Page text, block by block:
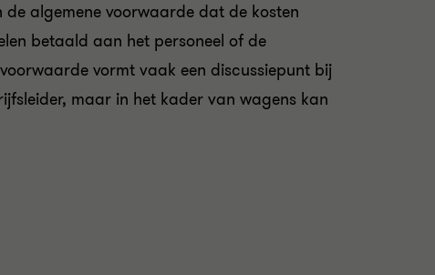
algemene voorwaarde dat de kosten
betaald aan het personeel of de
vormt vaak een discussiepunt bij
maar in het kader van wagens kan